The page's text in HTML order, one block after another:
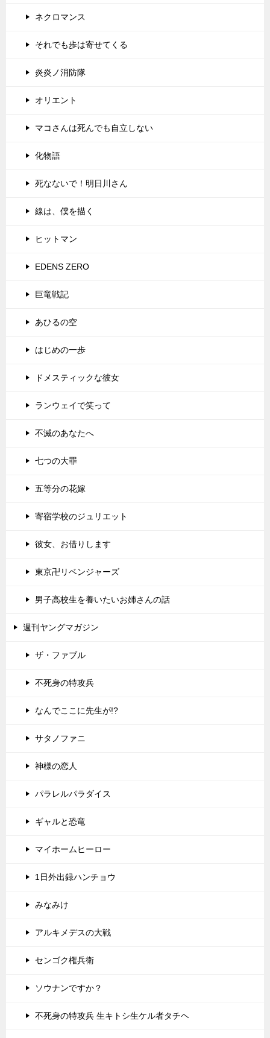
ネクロマンス
それでも歩は寄せてくる
炎炎ノ消防隊
オリエント
マコさんは死んでも自立しない
化物語
死なないで！明日川さん
線は、僕を描く
ヒットマン
EDENS ZERO
巨竜戦記
あひるの空
はじめの一歩
ドメスティックな彼女
ランウェイで笑って
不滅のあなたへ
七つの大罪
五等分の花嫁
寄宿学校のジュリエット
彼女、お借りします
東京卍リベンジャーズ
男子高校生を養いたいお姉さんの話
週刊ヤングマガジン
ザ・ファブル
不死身の特攻兵
なんでここに先生が!?
サタノファニ
神様の恋人
パラレルパラダイス
ギャルと恐竜
マイホームヒーロー
1日外出録ハンチョウ
みなみけ
アルキメデスの大戦
センゴク権兵衛
ソウナンですか？
不死身の特攻兵 生キトシ生ケル者タチヘ